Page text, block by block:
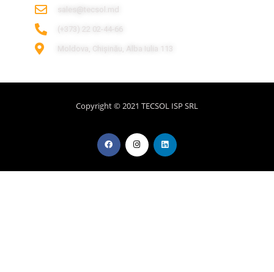
sales@tecsol.md
‎(+373) 22 02-44-66
Moldova, Chișinău, Alba Iulia 113
Copyright © 2021 TECSOL ISP SRL